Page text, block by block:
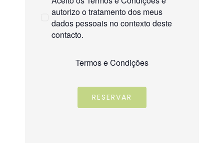
autorizo o tratamento dos meus
dados pessoais no contexto deste
contacto.
Termos e Condições
RESERVAR